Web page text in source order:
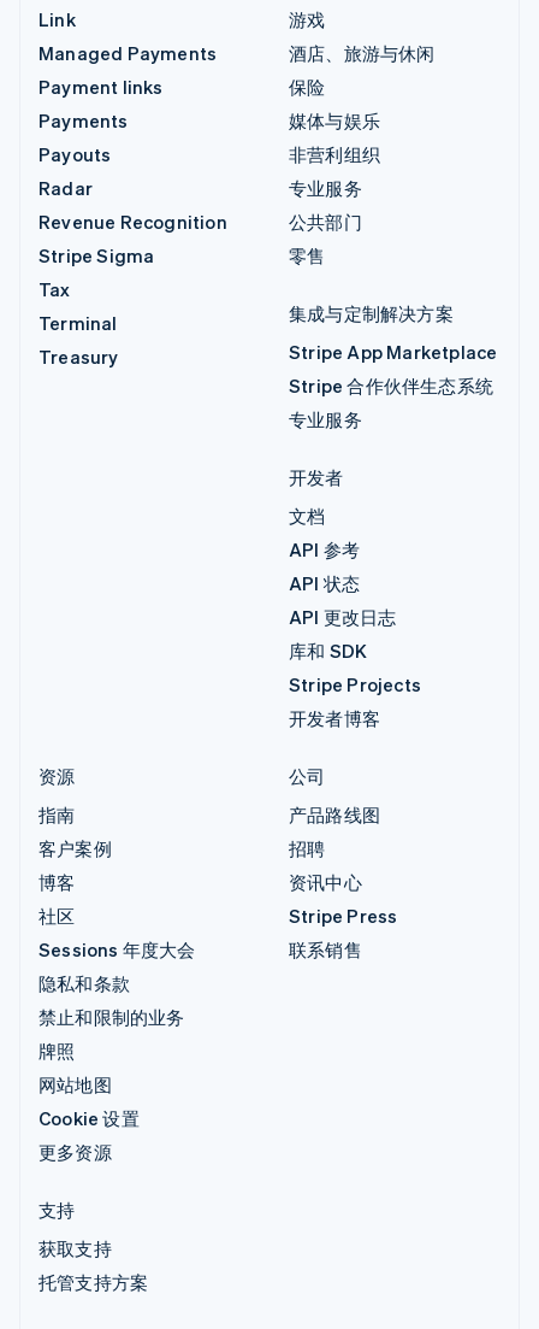
Link
Managed Payments
Payment links
Payments
Payouts
Radar
Revenue Recognition
Stripe Sigma
Tax
Terminal
Treasury
游戏
酒店、旅游与休闲
保险
媒体与娱乐
非营利组织
专业服务
公共部门
零售
集成与定制解决方案
Stripe App Marketplace
Stripe 合作伙伴生态系统
专业服务
开发者
文档
API 参考
API 状态
API 更改日志
库和 SDK
Stripe Projects
开发者博客
资源
指南
客户案例
博客
社区
Sessions 年度大会
隐私和条款
禁止和限制的业务
牌照
网站地图
Cookie 设置
更多资源
公司
产品路线图
招聘
资讯中心
Stripe Press
联系销售
支持
获取支持
托管支持方案